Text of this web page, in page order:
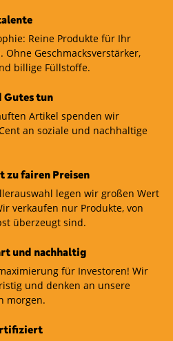
Reine Produkte für Ihr
Ohne Geschmacksverstärker,
billige Füllstoffe.
Gutes tun
Artikel spenden wir
an soziale und nachhaltige
zu fairen Preisen
legen wir großen Wert
verkaufen nur Produkte, von
überzeugt sind.
und nachhaltig
für Investoren! Wir
und denken an unsere
morgen.